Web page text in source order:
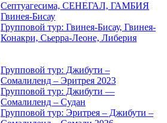
Септуагесима, СЕНЕГАЛ, ГАМБИЯ
Гвинея-Бисау
Групповой тур: Гвинея-Бисау, Гвинея-
Конакри, Сьерра-Леоне, Либерия
Групповой тур: Джибути –
Cомалиленд – Эритрея 2023
Групповой тур: Джибути —
Сомалиленд – Судан
Групповой тур: Эритрея – Джибути –